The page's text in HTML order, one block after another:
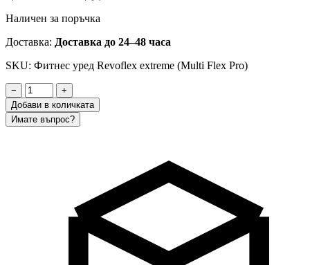
Наличен за поръчка
Доставка: Доставка до 24–48 часа
SKU: Фитнес уред Revoflex extreme (Multi Flex Pro)
−
+
Добави в количката
Имате въпрос?